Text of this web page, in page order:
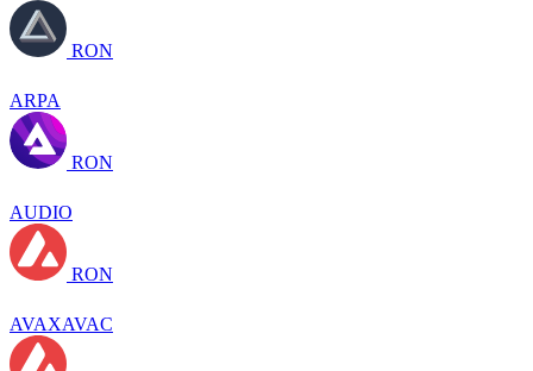
RON
ARPA
RON
AUDIO
RON
AVAXAVAC